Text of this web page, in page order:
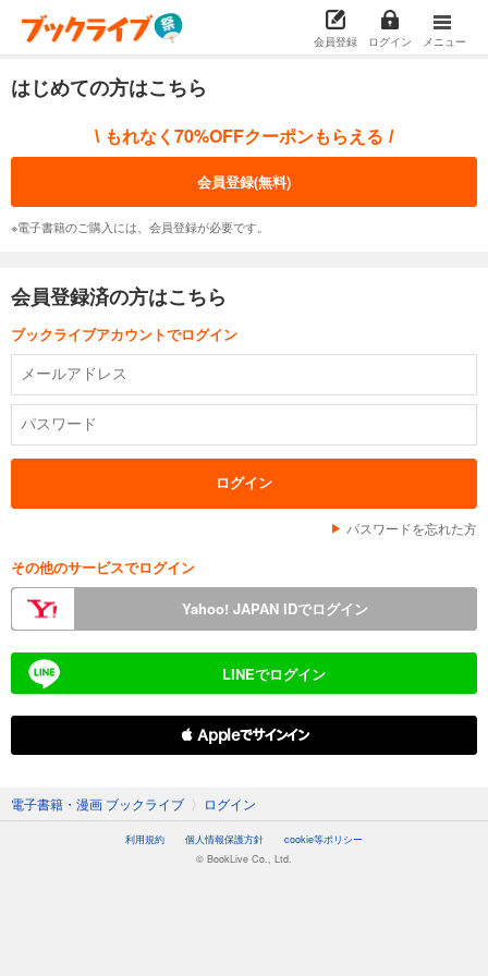
会員登録 ログイン メニュー
はじめての方はこちら
\ もれなく70%OFFクーポンもらえる /
会員登録(無料)
※電子書籍のご購入には、会員登録が必要です。
会員登録済の方はこちら
ブックライブアカウントでログイン
パスワードを忘れた方
その他のサービスでログイン
Yahoo! JAPAN IDでログイン
LINEでログイン
 Appleでサインイン
電子書籍・漫画 ブックライブ 〉 ログイン
利用規約 個人情報保護方針
cookie等ポリシー
© BookLive Co., Ltd.